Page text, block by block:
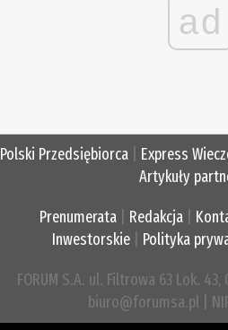
ad
Polski Przedsiębiorca Express
Artykuły
Prenumerata Redakcja
Inwestorskie| Polityka
FORUM S.A. ul. Filtrowa 63 Lok.
biuro@forumsa.pl |